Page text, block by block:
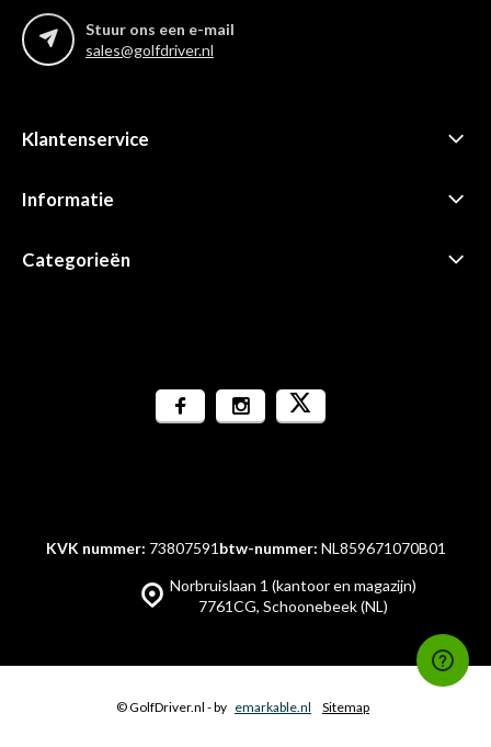
Stuur ons een e-mail
sales@golfdriver.nl
Klantenservice
Informatie
Categorieën
Norbruislaan 1 (kantoor en magazijn)
7761CG, Schoonebeek (NL)
KVK nummer: 73807591 btw-nummer: NL859671070B01
© GolfDriver.nl - by emarkable.nl Sitemap